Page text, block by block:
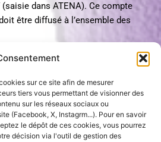
sur ce site afin de mesurer
tiers vous permettant de visionner des
sur les réseaux sociaux ou
(Facebook, X, Instagrm...). Pour en savoir
le dépôt de ces cookies, vous pourrez
décision via l'outil de gestion des
(saisie dans ATENA). Ce compte
être diffusé à l’ensemble des
de différer certaines demandes
de la zone que les besoins de
l’intervention des formateurs de
de la formation. Des formations
dans l’établissement, sans